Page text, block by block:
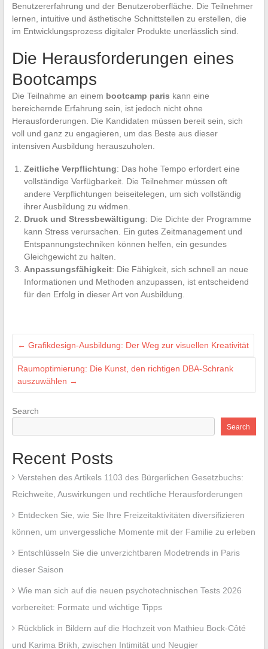
Benutzererfahrung und der Benutzeroberfläche. Die Teilnehmer
lernen, intuitive und ästhetische Schnittstellen zu erstellen, die
im Entwicklungsprozess digitaler Produkte unerlässlich sind.
Die Herausforderungen eines
Bootcamps
Die Teilnahme an einem bootcamp paris kann eine
bereichernde Erfahrung sein, ist jedoch nicht ohne
Herausforderungen. Die Kandidaten müssen bereit sein, sich
voll und ganz zu engagieren, um das Beste aus dieser
intensiven Ausbildung herauszuholen.
Zeitliche Verpflichtung: Das hohe Tempo erfordert eine
vollständige Verfügbarkeit. Die Teilnehmer müssen oft
andere Verpflichtungen beiseitelegen, um sich vollständig
ihrer Ausbildung zu widmen.
Druck und Stressbewältigung: Die Dichte der Programme
kann Stress verursachen. Ein gutes Zeitmanagement und
Entspannungstechniken können helfen, ein gesundes
Gleichgewicht zu halten.
Anpassungsfähigkeit: Die Fähigkeit, sich schnell an neue
Informationen und Methoden anzupassen, ist entscheidend
für den Erfolg in dieser Art von Ausbildung.
← Grafikdesign-Ausbildung: Der Weg zur visuellen Kreativität
Raumoptimierung: Die Kunst, den richtigen DBA-Schrank
auszuwählen →
Search
Search
Recent Posts
Verstehen des Artikels 1103 des Bürgerlichen Gesetzbuchs:
Reichweite, Auswirkungen und rechtliche Herausforderungen
Entdecken Sie, wie Sie Ihre Freizeitaktivitäten diversifizieren
können, um unvergessliche Momente mit der Familie zu erleben
Entschlüsseln Sie die unverzichtbaren Modetrends in Paris
dieser Saison
Wie man sich auf die neuen psychotechnischen Tests 2026
vorbereitet: Formate und wichtige Tipps
Rückblick in Bildern auf die Hochzeit von Mathieu Bock-Côté
und Karima Brikh, zwischen Intimität und Neugier